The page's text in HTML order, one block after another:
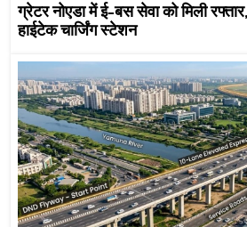
ग्रेटर नोएडा में ई-बस सेवा को मिली
हाईटेक चार्जिंग स्टेशन